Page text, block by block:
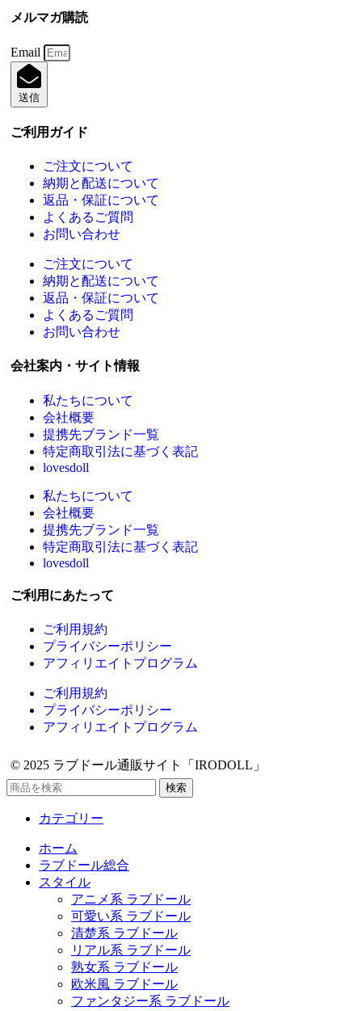
メルマガ購読
Email
送信
ご利用ガイド
ご注文について
納期と配送について
返品・保証について
よくあるご質問
お問い合わせ
ご注文について
納期と配送について
返品・保証について
よくあるご質問
お問い合わせ
会社案内・サイト情報
私たちについて
会社概要
提携先ブランド一覧
特定商取引法に基づく表記
lovesdoll
私たちについて
会社概要
提携先ブランド一覧
特定商取引法に基づく表記
lovesdoll
ご利用にあたって
ご利用規約
プライバシーポリシー
アフィリエイトプログラム
ご利用規約
プライバシーポリシー
アフィリエイトプログラム
© 2025 ラブドール通販サイト「IRODOLL」
検索
カテゴリー
ホーム
ラブドール総合
スタイル
アニメ系 ラブドール
可愛い系 ラブドール
清楚系 ラブドール
リアル系 ラブドール
熟女系 ラブドール
欧米風 ラブドール
ファンタジー系 ラブドール